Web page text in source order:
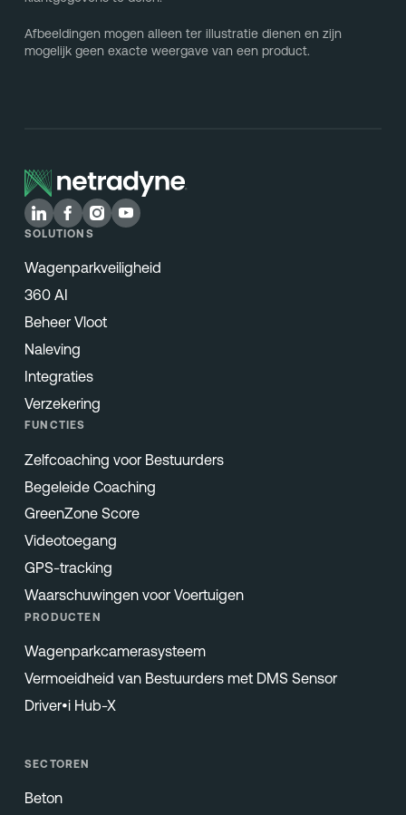
Afbeeldingen mogen alleen ter illustratie dienen en zijn
mogelijk geen exacte weergave van een product.
SOLUTIONS
Wagenparkveiligheid
360 AI
Beheer Vloot
Naleving
Integraties
Verzekering
FUNCTIES
Zelfcoaching voor Bestuurders
Begeleide Coaching
GreenZone Score
Videotoegang
GPS-tracking
Waarschuwingen voor Voertuigen
PRODUCTEN
Wagenparkcamerasysteem
Vermoeidheid van Bestuurders met DMS Sensor
Driver•i Hub-X
SECTOREN
Beton